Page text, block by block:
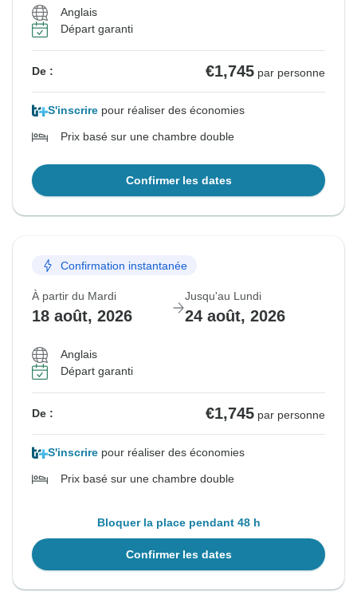
Anglais
Départ garanti
De : €1,745 par personne
S'inscrire pour réaliser des économies
Prix basé sur une chambre double
Confirmer les dates
Confirmation instantanée
À partir du Mardi
18 août, 2026
Jusqu'au Lundi
24 août, 2026
Anglais
Départ garanti
De : €1,745 par personne
S'inscrire pour réaliser des économies
Prix basé sur une chambre double
Bloquer la place pendant 48 h
Confirmer les dates